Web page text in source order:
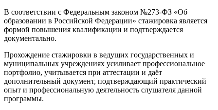
В соответствии с Федеральным законом №273-ФЗ «Об
образовании в Российской Федерации» стажировка является
формой повышения квалификации и подтверждается
документально.
Прохождение стажировки в ведущих государственных и
муниципальных учреждениях усиливает профессиональное
портфолио, учитывается при аттестации и даёт
дополнительный документ, подтверждающий практический
опыт и профессиональную деятельность слушателя данной
программы.